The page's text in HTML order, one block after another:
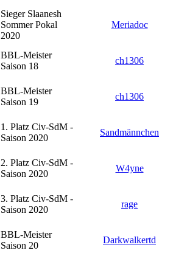
Sieger Slaanesh
Sommer Pokal
2020
Meriadoc
BBL-Meister
Saison 18
ch1306
BBL-Meister
Saison 19
ch1306
1. Platz Civ-SdM -
Saison 2020
Sandmännchen
2. Platz Civ-SdM -
Saison 2020
W4yne
3. Platz Civ-SdM -
Saison 2020
rage
BBL-Meister
Saison 20
Darkwalkertd